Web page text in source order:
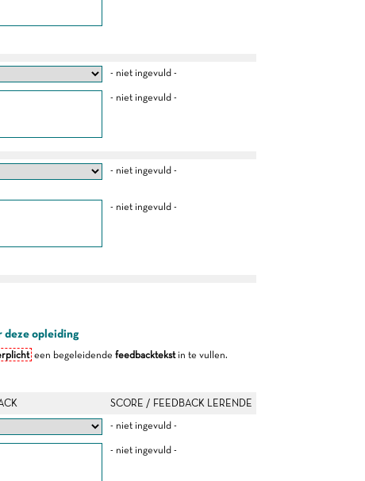
- niet ingevuld -
- niet ingevuld -
- niet ingevuld -
- niet ingevuld -
deze opleiding
een begeleidende feedbacktekstin te vullen.
SCORE / FEEDBACK LERENDE
- niet ingevuld -
- niet ingevuld -